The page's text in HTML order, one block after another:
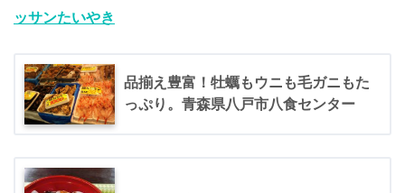
ッサンたいやき
品揃え豊富！牡蠣もウニも毛ガニもた
っぷり。青森県八戸市八食センター